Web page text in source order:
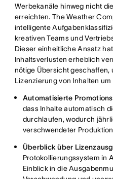
Werbekanäle hinweg nicht
erreichten. The Weather
intelligente
kreativen Teams und
Dieser einheitliche Ansatz
Inhaltsverlusten erheblich
nötige Übersicht geschaffen,
Lizenzierung von Inhalten
Automatisierte
dass Inhalte automatisch
durchlaufen, wodurch
verschwendeter
Überblick über
Protokollierungssystem in
Einblick in die